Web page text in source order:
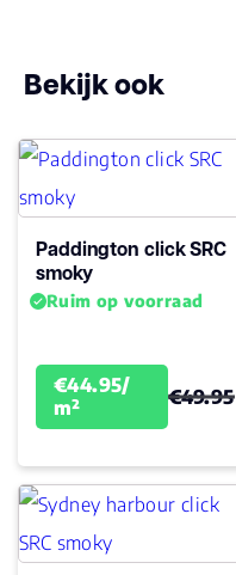
Geluidsdempend
Montage
Garantie
Woongebruik
Garantie
Bekijk ook
Paddington click SRC
smoky
Ruim op voorraad
€44.95/
m²
€49.95